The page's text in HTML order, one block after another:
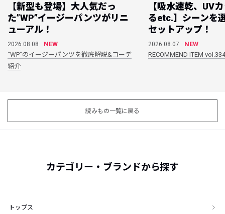
【新型も登場】大人気だっ
た”WP”イージーパンツがリニ
ューアル！
2026.08.08
NEW
“WP”のイージーパンツを徹底解説&コーデ
紹介
【吸水速乾、UV
るetc.】シーンを
セットアップ！
2026.08.07
NEW
RECOMMEND ITEM vol.334
読みもの一覧に戻る
カテゴリー・ブランドから探す
トップス